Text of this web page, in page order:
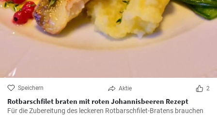
Speichern Aktie 2
Rotbarschfilet braten mit roten Johannisbeeren Rezept
Für die Zubereitung des leckeren Rotbarschfilet-Bratens brauchen